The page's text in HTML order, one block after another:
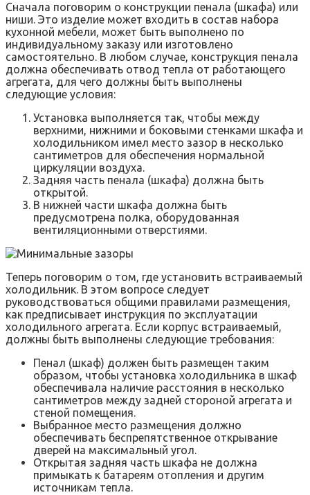
Сначала поговорим о конструкции пенала (шкафа) или
ниши. Это изделие может входить в состав набора
кухонной мебели, может быть выполнено по
индивидуальному заказу или изготовлено
самостоятельно. В любом случае, конструкция пенала
должна обеспечивать отвод тепла от работающего
агрегата, для чего должны быть выполнены
следующие условия:
Установка выполняется так, чтобы между
верхними, нижними и боковыми стенками шкафа и
холодильником имел место зазор в несколько
сантиметров для обеспечения нормальной
циркуляции воздуха.
Задняя часть пенала (шкафа) должна быть
открытой.
В нижней части шкафа должна быть
предусмотрена полка, оборудованная
вентиляционными отверстиями.
Теперь поговорим о том, где установить встраиваемый
холодильник. В этом вопросе следует
руководствоваться общими правилами размещения,
как предписывает инструкция по эксплуатации
холодильного агрегата. Если корпус встраиваемый,
должны быть выполнены следующие требования:
Пенал (шкаф) должен быть размещен таким
образом, чтобы установка холодильника в шкаф
обеспечивала наличие расстояния в несколько
сантиметров между задней стороной агрегата и
стеной помещения.
Выбранное место размещения должно
обеспечивать беспрепятственное открывание
дверей на максимальный угол.
Открытая задняя часть шкафа не должна
примыкать к батареям отопления и другим
источникам тепла.